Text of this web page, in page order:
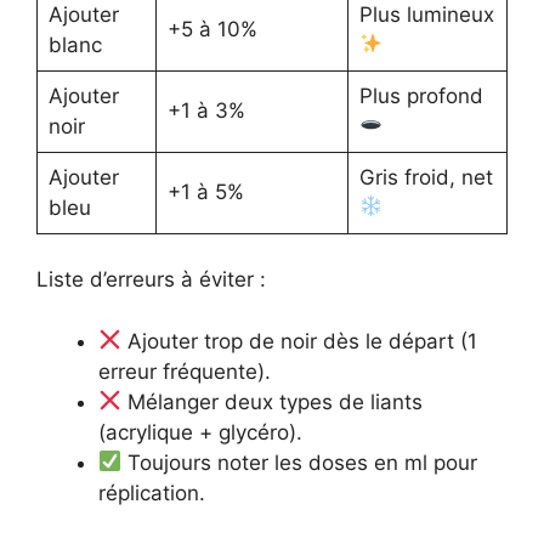
Ajouter
blanc
+5 à 10%
Plus lumineux
Ajouter
noir
+1 à 3%
Plus profond
Ajouter
bleu
+1 à 5%
Gris froid, net
Liste d’erreurs à éviter :
Ajouter trop de noir dès le départ (1
erreur fréquente).
Mélanger deux types de liants
(acrylique + glycéro).
Toujours noter les doses en ml pour
réplication.